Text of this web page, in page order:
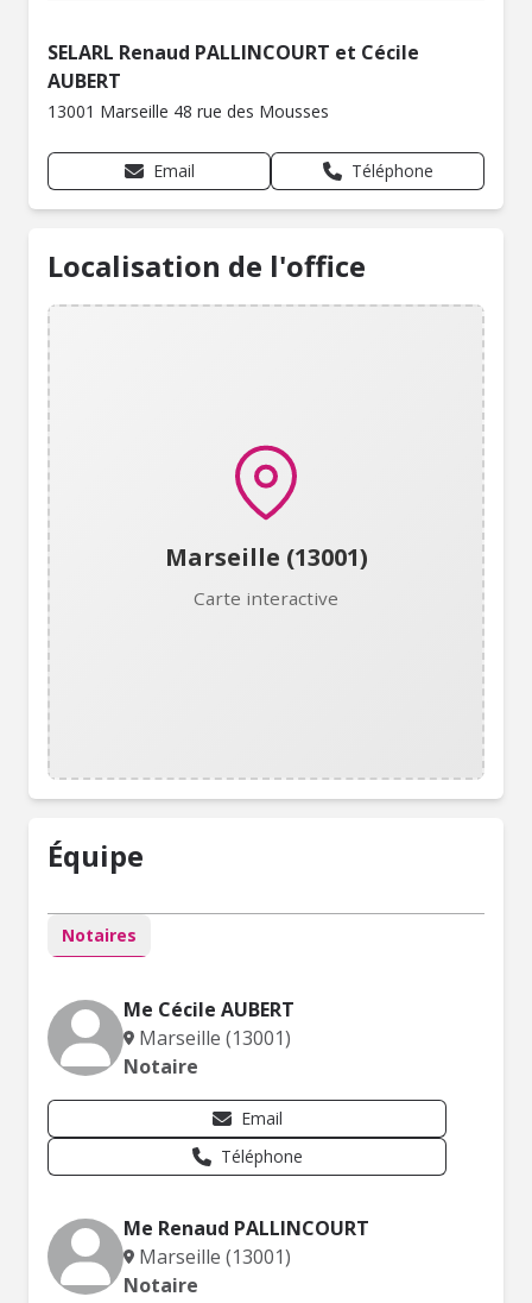
SELARL Renaud PALLINCOURT et Cécile
AUBERT
13001 Marseille 48 rue des Mousses
Email Téléphone
Localisation de l'office
Marseille (13001)
Carte interactive
Équipe
Notaires
Me Cécile AUBERT
Marseille (13001)
Notaire
Email
Téléphone
Me Renaud PALLINCOURT
Marseille (13001)
Notaire